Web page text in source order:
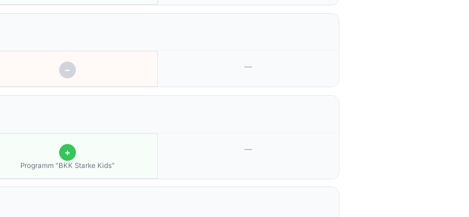
− —
+
Programm "BKK Starke Kids"
—